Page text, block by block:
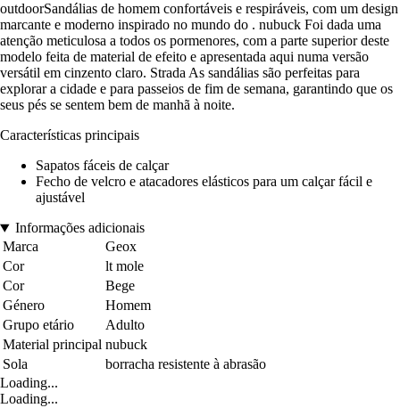
outdoorSandálias de homem confortáveis e respiráveis, com um design
marcante e moderno inspirado no mundo do . nubuck Foi dada uma
atenção meticulosa a todos os pormenores, com a parte superior deste
modelo feita de material de efeito e apresentada aqui numa versão
versátil em cinzento claro. Strada As sandálias são perfeitas para
explorar a cidade e para passeios de fim de semana, garantindo que os
seus pés se sentem bem de manhã à noite.
Características principais
Sapatos fáceis de calçar
Fecho de velcro e atacadores elásticos para um calçar fácil e
ajustável
Informações adicionais
Marca
Geox
Cor
lt mole
Cor
Bege
Género
Homem
Grupo etário
Adulto
Material principal nubuck
Sola
borracha resistente à abrasão
Loading...
Loading...